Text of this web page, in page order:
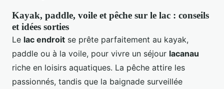
Kayak, paddle, voile et pêche sur le lac : conseils
et idées sorties
Le lac endroit se prête parfaitement au kayak,
paddle ou à la voile, pour vivre un séjour lacanau
riche en loisirs aquatiques. La pêche attire les
passionnés, tandis que la baignade surveillée